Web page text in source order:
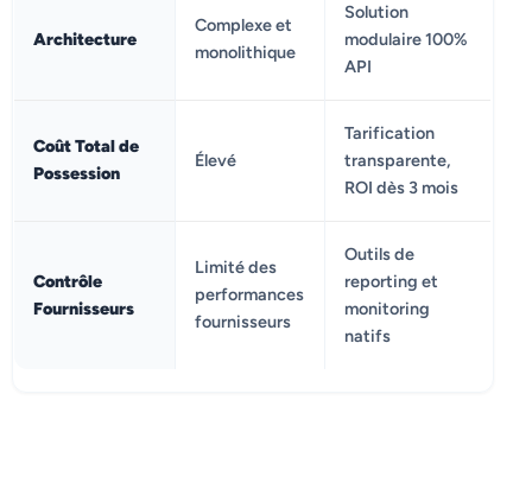
Architecture
Complexe et
monolithique
Solution
modulaire 100%
API
Coût Total de
Possession
Élevé
Tarification
transparente,
ROI dès 3 mois
Contrôle
Fournisseurs
Limité des
performances
fournisseurs
Outils de
reporting et
monitoring
natifs